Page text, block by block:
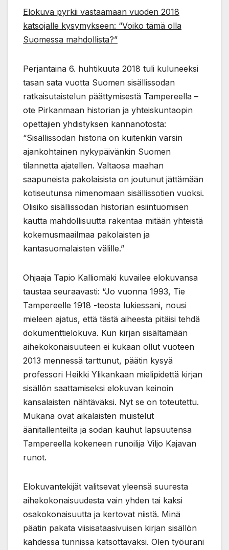
Elokuva pyrkii vastaamaan vuoden 2018
katsojalle kysymykseen: “Voiko tämä olla
Suomessa mahdollista?”
Perjantaina 6. huhtikuuta 2018 tuli kuluneeksi
tasan sata vuotta Suomen sisällissodan
ratkaisutaistelun päättymisestä Tampereella –
ote Pirkanmaan historian ja yhteiskuntaopin
opettajien yhdistyksen kannanotosta:
“Sisällissodan historia on kuitenkin varsin
ajankohtainen nykypäivänkin Suomen
tilannetta ajatellen. Valtaosa maahan
saapuneista pakolaisista on joutunut jättämään
kotiseutunsa nimenomaan sisällissotien vuoksi.
Olisiko sisällissodan historian esiintuomisen
kautta mahdollisuutta rakentaa mitään yhteistä
kokemusmaailmaa pakolaisten ja
kantasuomalaisten välille.”
Ohjaaja Tapio Kalliomäki kuvailee elokuvansa
taustaa seuraavasti: “Jo vuonna 1993, Tie
Tampereelle 1918 -teosta lukiessani, nousi
mieleen ajatus, että tästä aiheesta pitäisi tehdä
dokumenttielokuva. Kun kirjan sisältämään
aihekokonaisuuteen ei kukaan ollut vuoteen
2013 mennessä tarttunut, päätin kysyä
professori Heikki Ylikankaan mielipidettä kirjan
sisällön saattamiseksi elokuvan keinoin
kansalaisten nähtäväksi. Nyt se on toteutettu.
Mukana ovat aikalaisten muistelut
äänitallenteilta ja sodan kauhut lapsuutensa
Tampereella kokeneen runoilija Viljo Kajavan
runot.
Elokuvantekijät valitsevat yleensä suuresta
aihekokonaisuudesta vain yhden tai kaksi
osakokonaisuutta ja kertovat niistä. Minä
päätin pakata viisisataasivuisen kirjan sisällön
kahdessa tunnissa katsottavaksi. Olen työurani